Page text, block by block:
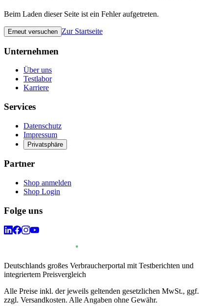
Beim Laden dieser Seite ist ein Fehler aufgetreten.
Erneut versuchen Zur Startseite
Unternehmen
Über uns
Testlabor
Karriere
Services
Datenschutz
Impressum
Privatsphäre
Partner
Shop anmelden
Shop Login
Folge uns
Deutschlands großes Verbraucherportal mit Testberichten und
integriertem Preisvergleich
Alle Preise inkl. der jeweils geltenden gesetzlichen MwSt., ggf.
zzgl. Versandkosten. Alle Angaben ohne Gewähr.